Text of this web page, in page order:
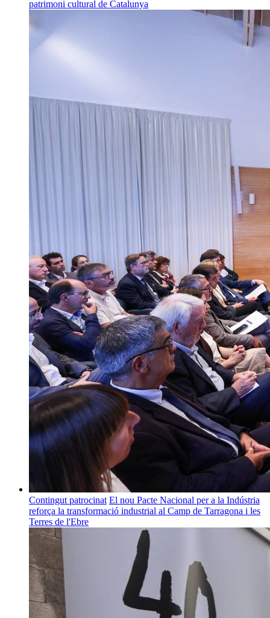
patrimoni cultural de Catalunya
Contingut patrocinat El nou Pacte Nacional per a la Indústria
reforça la transformació industrial al Camp de Tarragona i les
Terres de l'Ebre